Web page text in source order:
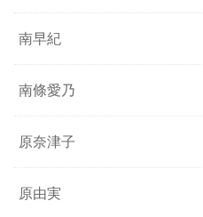
南早紀
南條愛乃
原奈津子
原由実